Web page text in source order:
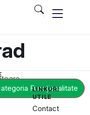
Funcționalitate
LINKURI
UTILE
Contact